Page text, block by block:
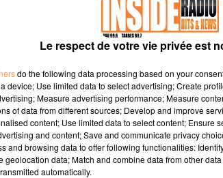
Le respect de votre vie privée est
do the following data processing based on your
device; Use limited data to select advertising; Create
Measure advertising performance; Measure
of data from different sources; Develop and improve
content; Use limited data to select content; Ensure
and content; Save and communicate privacy
and browsing data to offer following functionalities:
geolocation data; Match and combine data from other
automatically.